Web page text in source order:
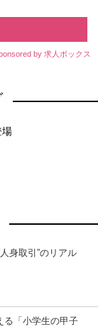
by 求人ボックス
場
身取引”のリアル
る「小学生の甲子